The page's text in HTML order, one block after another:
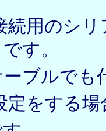
続用のシ
す。
ブルでも
定をする